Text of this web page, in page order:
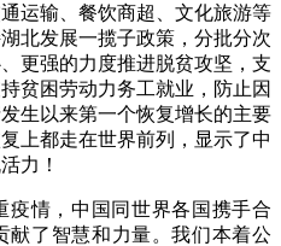
运输、餐饮商超、文化旅游等
北发展一揽子政策，分批分次
更强的力度推进脱贫攻坚，支
贫困劳动力务工就业，防止因
生以来第一个恢复增长的主要
上都走在世界前列，显示了中
力！
，中国同世界各国携手合
献了智慧和力量。我们本着公